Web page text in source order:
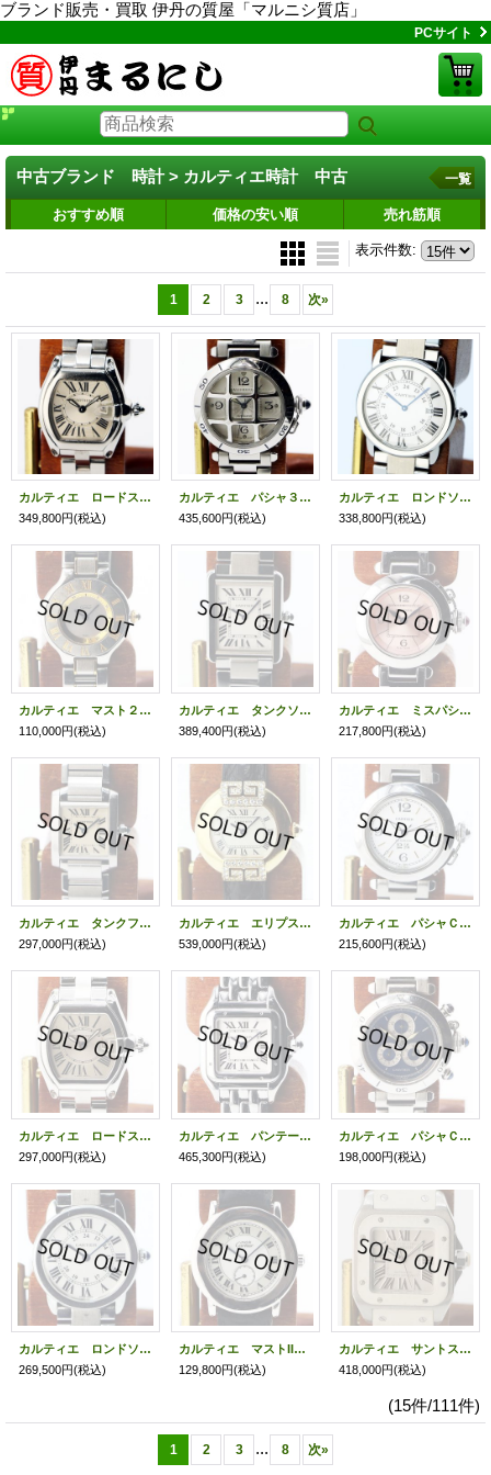
ブランド販売・買取 伊丹の質屋「マルニシ質店」
PCサイト
中古ブランド 時計 > カルティエ時計 中古 一覧
おすすめ順 価格の安い順 売れ筋順
表示件数:
1 2 3 ... 8 次»
カルティエ ロードスターＳＭ １６７５ 銀文字盤
349,800円(税込)
カルティエ パシャ３８ コンベックスグリッド Ｗ３１０５９Ｈ３ 銀文字盤
435,600円(税込)
カルティエ ロンドソロＬＭ Ｗ６７０１００５ 銀文字盤
338,800円(税込)
カルティエ マスト２１ コンビ １３４０
110,000円(税込)
カルティエ タンクソロＬＭ Ｗ５２０００１４ 銀文字盤
389,400円(税込)
カルティエ ミスパシャ ２９７３ ピンク文字盤
217,800円(税込)
カルティエ タンクフランセーズＳＭ ２３８４ 白文字盤
297,000円(税込)
カルティエ エリプス アールデコウォッチ １４８０ 銀文字盤
539,000円(税込)
カルティエ パシャＣ ビックデイト Ｗ３１０４４Ｍ７ 白文字盤
215,600円(税込)
カルティエ ロードスターＳＭ Ｗ６２０１６ ２６７５ 銀文字盤
297,000円(税込)
カルティエ パンテールＳＭ ＷＳＰＮ０００６ ４１７７ 白文字盤
465,300円(税込)
カルティエ パシャＣ クロノリフレックス １３５２－１ 青文字盤
198,000円(税込)
カルティエ ロンドソロＳＭ Ｗ６７０１００４ ２９３３ 銀文字盤
269,500円(税込)
カルティエ マストII ロンド １８１５－１ 白文字盤
129,800円(税込)
カルティエ サントス100 2878 白文字盤
418,000円(税込)
(15件/111件)
1 2 3 ... 8 次»